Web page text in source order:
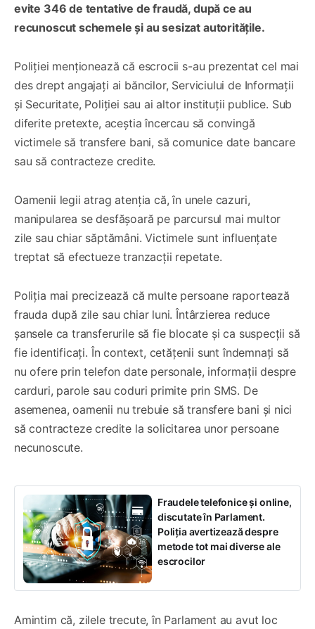
evite 346 de tentative de fraudă, după ce au
recunoscut schemele și au sesizat autoritățile.
Poliției menționează că escrocii s-au prezentat cel mai
des drept angajați ai băncilor, Serviciului de Informații
și Securitate, Poliției sau ai altor instituții publice. Sub
diferite pretexte, aceștia încercau să convingă
victimele să transfere bani, să comunice date bancare
sau să contracteze credite.
Oamenii legii atrag atenția că, în unele cazuri,
manipularea se desfășoară pe parcursul mai multor
zile sau chiar săptămâni. Victimele sunt influențate
treptat să efectueze tranzacții repetate.
Poliția mai precizează că multe persoane raportează
frauda după zile sau chiar luni. Întârzierea reduce
șansele ca transferurile să fie blocate și ca suspecții să
fie identificați. În context, cetățenii sunt îndemnați să
nu ofere prin telefon date personale, informații despre
carduri, parole sau coduri primite prin SMS. De
asemenea, oamenii nu trebuie să transfere bani și nici
să contracteze credite la solicitarea unor persoane
necunoscute.
Fraudele telefonice și online,
discutate în Parlament.
Poliția avertizează despre
metode tot mai diverse ale
escrocilor
Amintim că, zilele trecute, în Parlament au avut loc